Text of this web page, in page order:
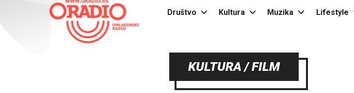
Društvo Kultura Muzika Lifestyle
KULTURA / FILM